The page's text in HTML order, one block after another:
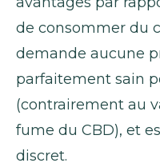
de consommer du
demande aucune
parfaitement sain
(contrairement au
fume du CBD), et
discret.